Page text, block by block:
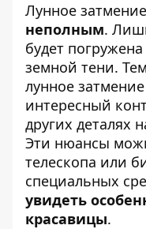
Лунное
неполным.
будет
земной тени.
лунное
интересный
других деталях
Эти нюансы
телескопа или
специальных
увидеть
красавицы.